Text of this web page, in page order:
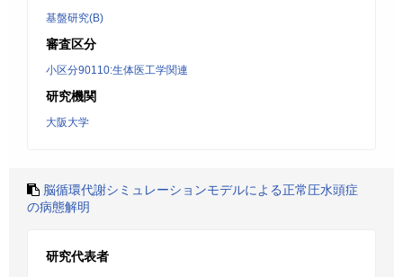
基盤研究(B)
審査区分
小区分90110:生体医工学関連
研究機関
大阪大学
脳循環代謝シミュレーションモデルによる正常圧水頭症
の病態解明
研究代表者